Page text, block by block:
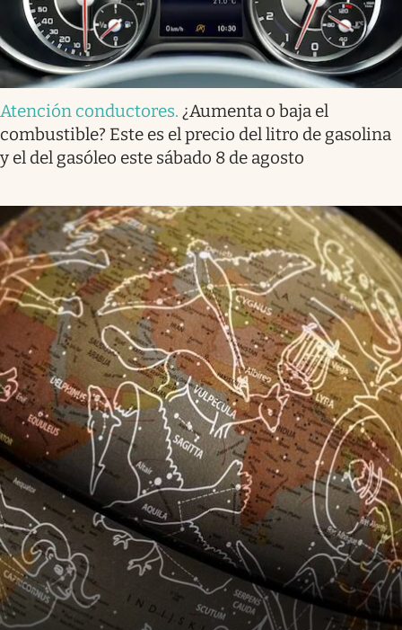
Atención conductores. ¿Aumenta o baja el
combustible? Este es el precio del litro de gasolina
y el del gasóleo este sábado 8 de agosto